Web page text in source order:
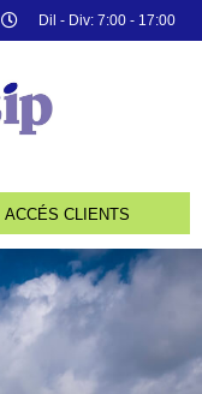
Dil - Div: 7:00 - 17:00
ACCÉS CLIENTS